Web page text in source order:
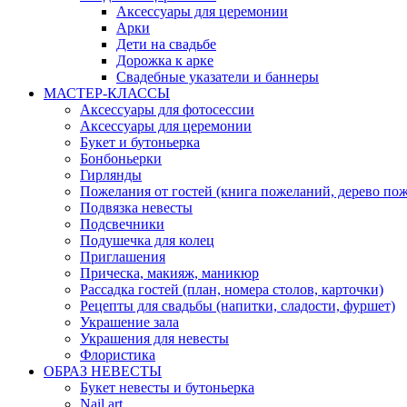
Аксессуары для церемонии
Арки
Дети на свадьбе
Дорожка к арке
Свадебные указатели и баннеры
МАСТЕР-КЛАССЫ
Аксессуары для фотосессии
Аксессуары для церемонии
Букет и бутоньерка
Бонбоньерки
Гирлянды
Пожелания от гостей (книга пожеланий, дерево
Подвязка невесты
Подсвечники
Подушечка для колец
Приглашения
Прическа, макияж, маникюр
Рассадка гостей (план, номера столов, карточки)
Рецепты для свадьбы (напитки, сладости, фуршет)
Украшение зала
Украшения для невесты
Флористика
ОБРАЗ НЕВЕСТЫ
Букет невесты и бутоньерка
Nail art